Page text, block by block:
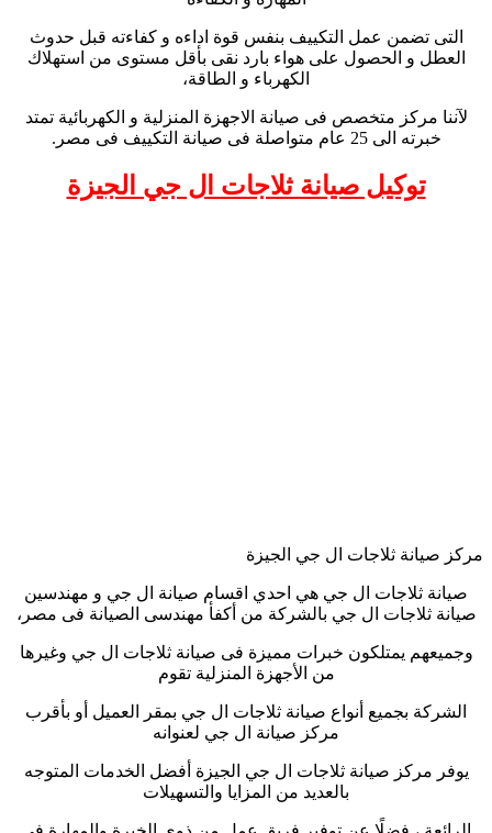
التى تضمن عمل التكييف بنفس قوة اداءه و كفاءته قبل حدوث
العطل و الحصول على هواء بارد نقى بأقل مستوى من استهلاك
الكهرباء و الطاقة،
لآننا مركز متخصص فى صيانة الاجهزة المنزلية و الكهربائية تمتد
خبرته الى 25 عام متواصلة فى صيانة التكييف فى مصر.
توكيل صيانة ثلاجات ال جي الجيزة
مركز صيانة ثلاجات ال جي الجيزة
صيانة ثلاجات ال جي هي احدي اقسام صيانة ال جي و مهندسين
صيانة ثلاجات ال جي بالشركة من أكفأ مهندسى الصيانة فى مصر،
وجميعهم يمتلكون خبرات مميزة فى صيانة ثلاجات ال جي وغيرها
من الأجهزة المنزلية تقوم
الشركة بجميع أنواع صيانة ثلاجات ال جي بمقر العميل أو بأقرب
مركز صيانة ال جي لعنوانه
يوفر مركز صيانة ثلاجات ال جي الجيزة أفضل الخدمات المتوجه
بالعديد من المزايا والتسهيلات